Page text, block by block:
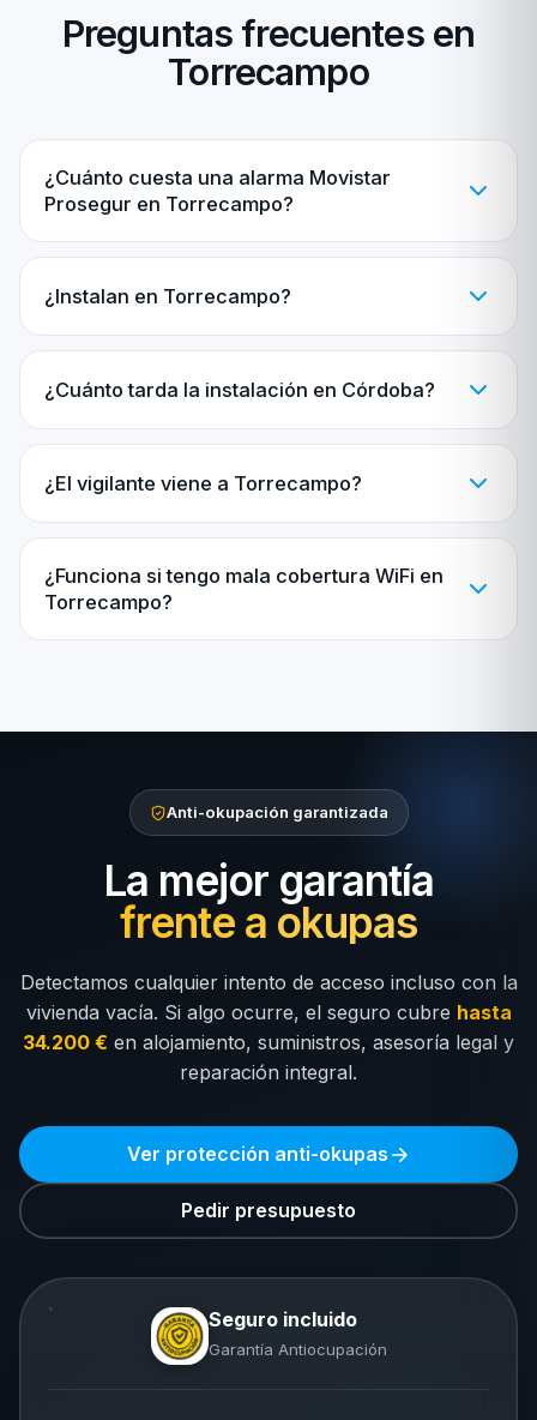
Preguntas frecuentes en
Torrecampo
¿Cuánto cuesta una alarma Movistar
Prosegur en Torrecampo?
¿Instalan en Torrecampo?
¿Cuánto tarda la instalación en Córdoba?
¿El vigilante viene a Torrecampo?
¿Funciona si tengo mala cobertura WiFi en
Torrecampo?
Anti-okupación garantizada
La mejor garantía
frente a okupas
Detectamos cualquier intento de acceso incluso con la
vivienda vacía. Si algo ocurre, el seguro cubre hasta
34.200 € en alojamiento, suministros, asesoría legal y
reparación integral.
Ver protección anti-okupas
Pedir presupuesto
Seguro incluido
Garantía Antiocupación